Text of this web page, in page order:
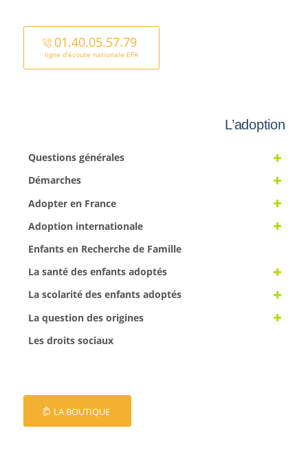
01.40.05.57.79
ligne d’écoute nationale EFA
L’adoption
Questions générales
Démarches
Adopter en France
Adoption internationale
Enfants en Recherche de Famille
La santé des enfants adoptés
La scolarité des enfants adoptés
La question des origines
Les droits sociaux
LA BOUTIQUE